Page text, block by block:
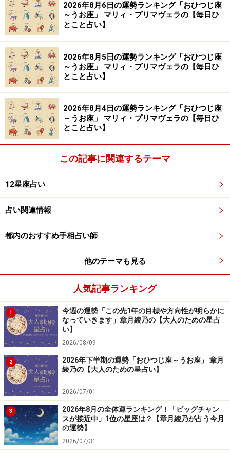
＞あなたの今週の運勢を占う！
8位：かに座／蟹座（6月22日～7月22日生
まれ）
「かに座」の今日の運勢
周囲のトラブルからは距離を取って。巻き込まれると面
＞あなたの今週の運勢を占う！
7位：おうし座／牡牛座（4月20日～5月20
日生まれ）
「おうし座」の今日の運勢
外出は気疲れしそう。家でのんびり過ごすのがおすす
め。
2026年8月6日の運勢ランキング「おひつじ座
～うお座」 マリィ・プリマヴェラの【毎日ひ
とこと占い】
2026年8月5日の運勢ランキング「おひつじ座
～うお座」 マリィ・プリマヴェラの【毎日ひ
とこと占い】
2026年8月4日の運勢ランキング「おひつじ座
～うお座」 マリィ・プリマヴェラの【毎日ひ
とこと占い】
この記事に関連するテーマ
12星座占い
占い関連情報
都内のおすすめ手相占い師
他のテーマも見る
人気記事ランキング
1
今週の運勢「この先1年の目標や方向性が明らかに
なっていきます」章月綾乃の【大人のための星占
い】
2026/08/09
2
2026年下半期の運勢「おひつじ座～うお座」 章月
綾乃の【大人のための星占い】
2026/07/01
3
2026年8月の全体運ランキング！「ビッグチャン
スが接近中」1位の星座は？【章月綾乃が占う今月
の運勢】
2026/07/31